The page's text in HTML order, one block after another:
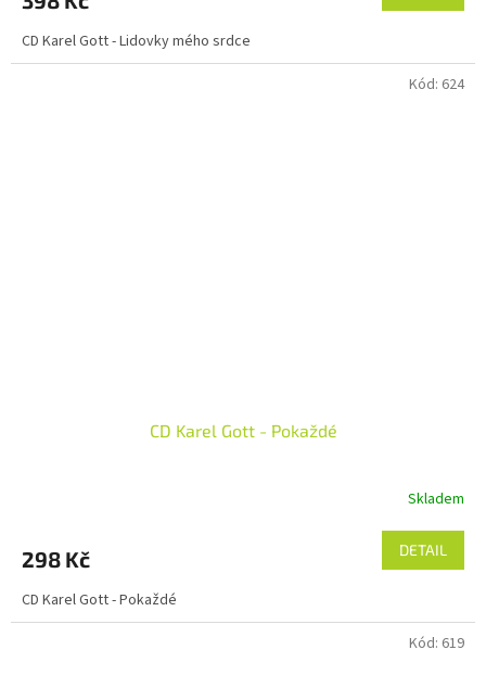
CD Karel Gott - Lidovky mého srdce
CD Karel Gott - Pokaždé
Skladem
298 Kč DETAIL
CD Karel Gott - Pokaždé
Kód: 624
Kód: 619